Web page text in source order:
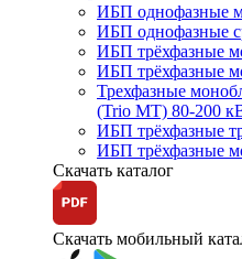
ИБП однофазные
ИБП однофазные
ИБП трёхфазные
ИБП трёхфазные
Трехфазные
(Trio MT) 80-200
ИБП трёхфазные
ИБП трёхфазные
Скачать каталог
Скачать мобильный